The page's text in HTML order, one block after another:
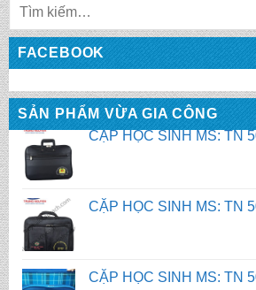
FACEBOOK
SẢN PHẨM VỪA GIA CÔNG
CẶP HỌC SINH MS: TN
CẶP HỌC SINH MS: TN
CẶP HỌC SINH MS: TN
CẶP HỌC SINH MS: TN